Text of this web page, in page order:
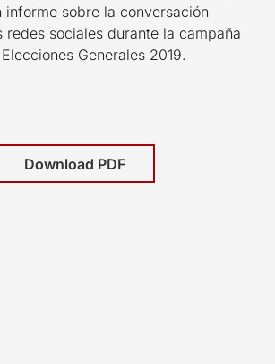
informe sobre la conversación
redes sociales durante la campaña
Generales 2019.
Download PDF